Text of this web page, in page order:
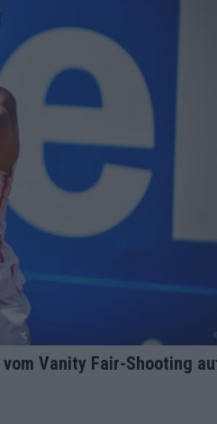
Vanity Fair-Shooting